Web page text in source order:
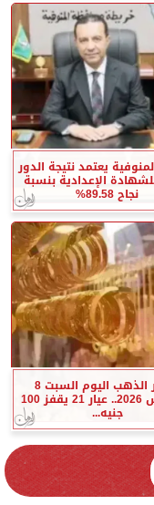
يعتمد نتيجة الدور
الإعدادية بنسبة
نجاح 89.58%
أسعار الذهب اليوم السبت 8
أغسطس 2026.. عيار 21 يقفز 100
جنيه...